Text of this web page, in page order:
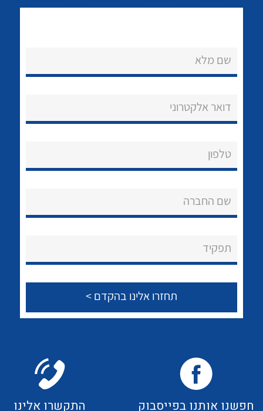
שאלות ותשובות
לכל מוצרי היצרן לכל מוצרי היצרן
לכל מוצרי היצרן לכל מוצרי היצרן
שם מלא
דואר אלקטרוני
טלפון
שם החברה
תפקיד
חפשנו אותנו בפייסבוק התקשרו אלינו